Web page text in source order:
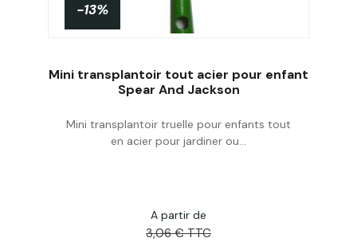
Personnaliser
-13%
Mini transplantoir tout acier pour enfant
Spear And Jackson
Mini transplantoir truelle pour enfants tout
en acier pour jardiner ou...
A partir de
3,06 € TTC